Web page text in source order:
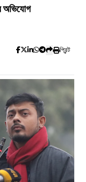
অভিযোগ
প্রিন্ট